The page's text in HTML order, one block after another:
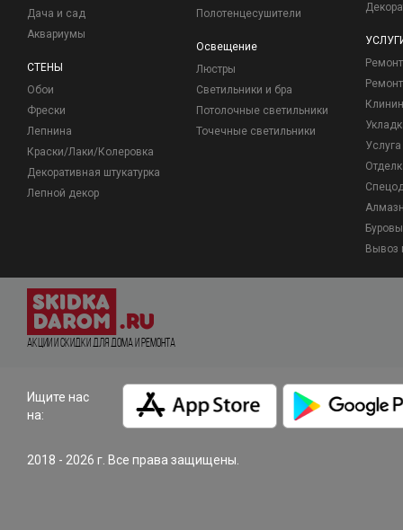
Дача и сад
Аквариумы
СТЕНЫ
Обои
Фрески
Лепнина
Краски/Лаки/Колеровка
Декоративная штукатурка
Лепной декор
Полотенцесушители
Освещение
Люстры
Светильники и бра
Потолочные светильники
Точечные светильники
Вывоз
Акции и Скидки для дома и ремонта
Ищите нас
на:
2018 - 2026 г. Все права защищены.